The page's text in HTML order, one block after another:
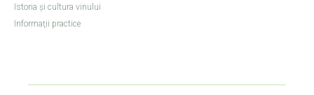
Istoria şi cultura vinului
Informaţii practice